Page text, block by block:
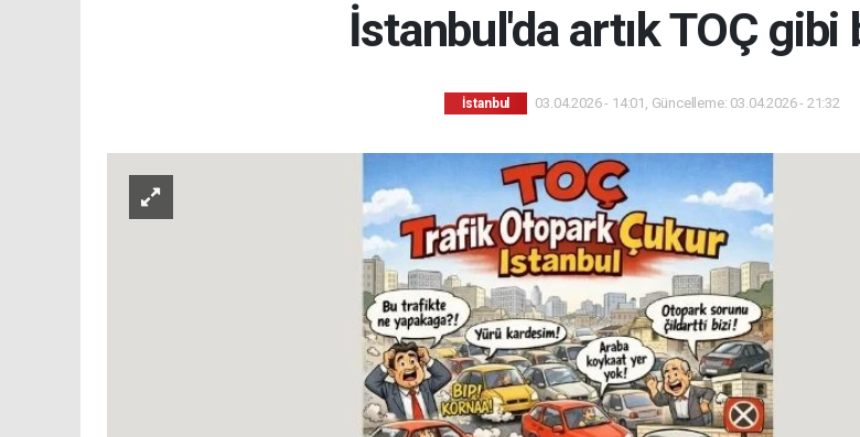
İstanbul'da artık TOÇ
İstanbul 03.04.2026 - 14:01, Güncelleme: 03.04.2026 - 21:32